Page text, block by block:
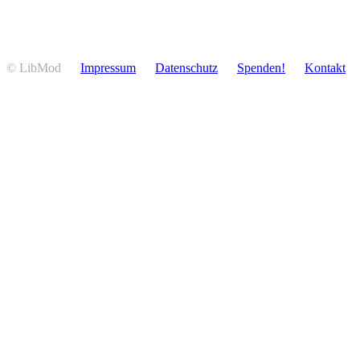
© LibMod Impressum Daten­schutz Spenden! Kontakt